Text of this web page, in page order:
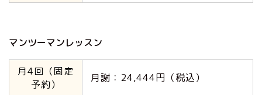
マンツーマンレッスン
月4回（固定
予約）
月謝：24,444円（税込）